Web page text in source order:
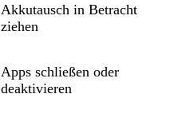
Akkutausch in Betracht
ziehen
Apps schließen oder
deaktivieren